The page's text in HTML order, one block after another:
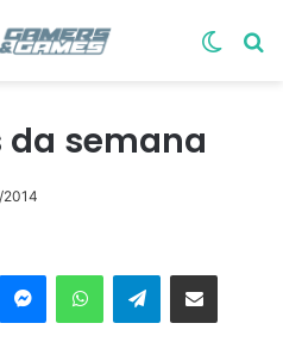
da semana
MessengerWhatsAppTelegramCompartilhar via e-mail